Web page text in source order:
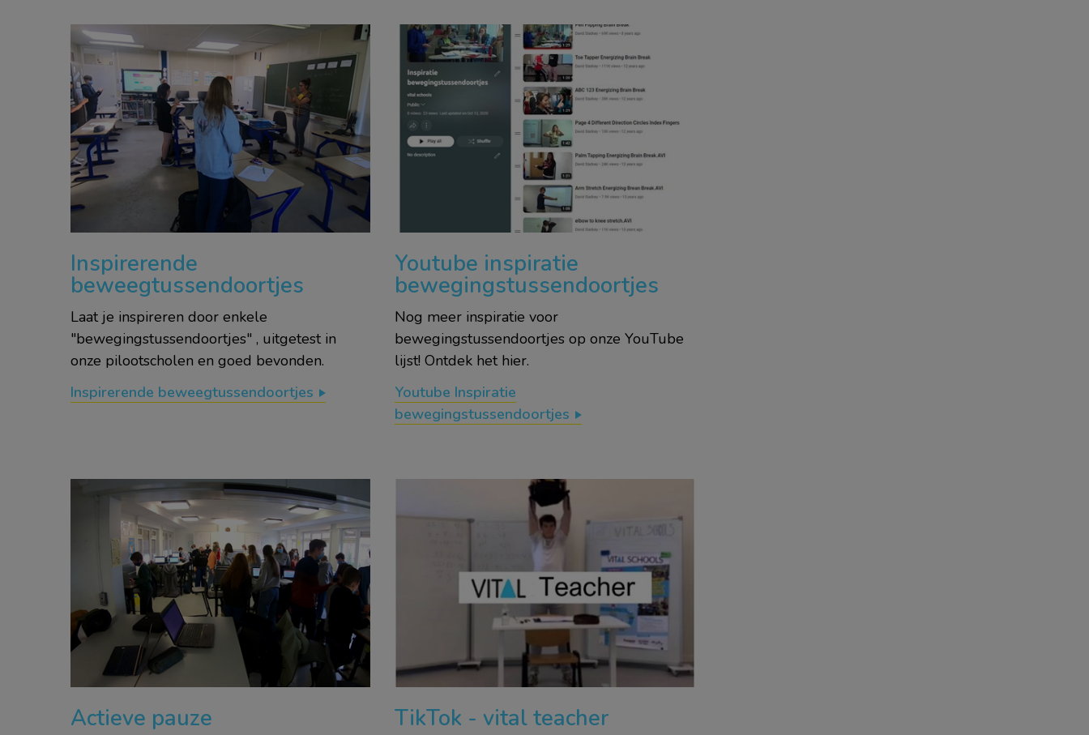
Inspirerende
beweegtussendoortjes
Laat je inspireren door enkele
"bewegingstussendoortjes" , uitgetest in
onze pilootscholen en goed bevonden.
Inspirerende beweegtussendoortjes
Youtube inspiratie
bewegingstussendoortjes
Nog meer inspiratie voor
bewegingstussendoortjes op onze YouTube
lijst! Ontdek het hier.
Youtube Inspiratie
bewegingstussendoortjes
Actieve pauze TikTok - vital teacher